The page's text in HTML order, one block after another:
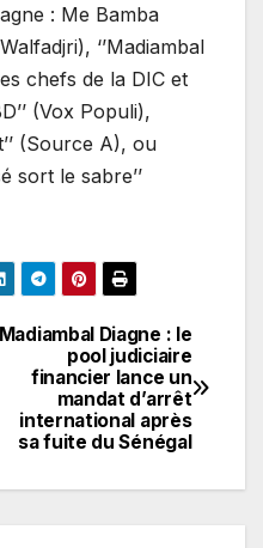
: Me Bamba
‘’Madiambal
chefs de la DIC et
(Vox Populi),
(Source A), ou
sort le sabre’’
Madiambal Diagne : le
pool judiciaire
financier lance un
mandat d’arrêt
international après
sa fuite du Sénégal